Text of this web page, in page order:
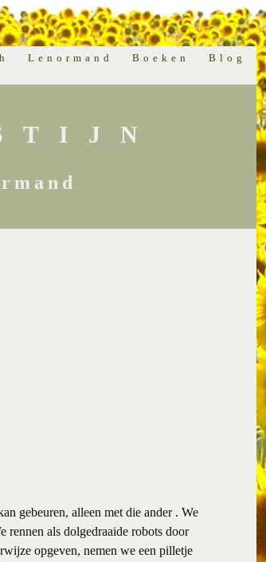
Lenormand Boeken
Blog
gebeuren, alleen met die ander . We
rennen als dolgedraaide robots door
opgeven, nemen we een pilletje